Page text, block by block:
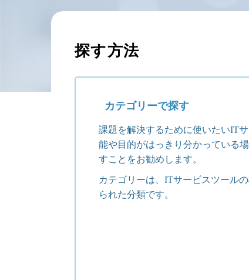
探す方法
カテゴリーで探す
課題を解決するために使いたいIT
能や目的がはっきり分かっている
すことをお勧めします。
カテゴリーは、ITサービスツール
られた分類です。